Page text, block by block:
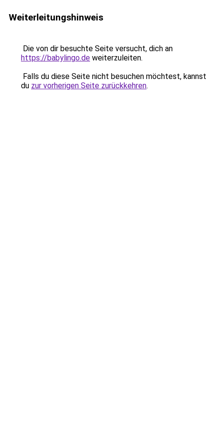
Weiterleitungshinweis
Die von dir besuchte Seite versucht, dich an
https://babylingo.de weiterzuleiten.
Falls du diese Seite nicht besuchen möchtest, kannst
du zur vorherigen Seite zurückkehren.